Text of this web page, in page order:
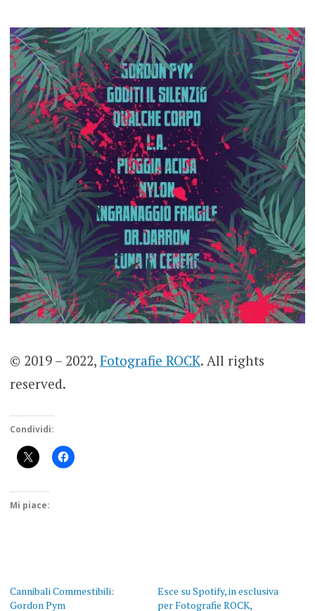
© 2019 – 2022, Fotografie ROCK. All rights
reserved.
Condividi:
Mi piace:
Cannibali Commestibili:
Gordon Pym
Esce su Spotify, in esclusiva
per Fotografie ROCK,